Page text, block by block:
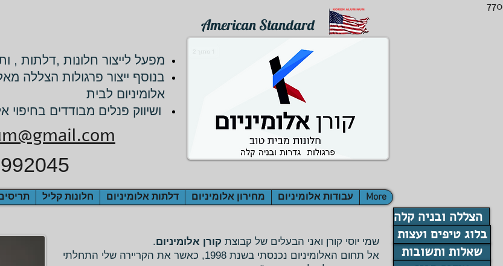
American Standard
770
חלונות קליל דלתות אלומיניום מחירון אלומיניום עבודות אלומיניום More
מפעל לייצור חלונות ,דלתות ,
בנוסף ייצור פרגולות הצללה
אלומיניום לבית
ושיווק פנלים מבודדים בחיפוי
שמי יוסי קורן ואני הבעלים של קבוצת קורן אלומיניום.
אל תחום האלומיניום נכנסתי בשנת 1998, כאשר את הקריירה שלי התחלתי
שאלות ותשובות
הצללה ובניה קלה
בלוג טיפים ועצות